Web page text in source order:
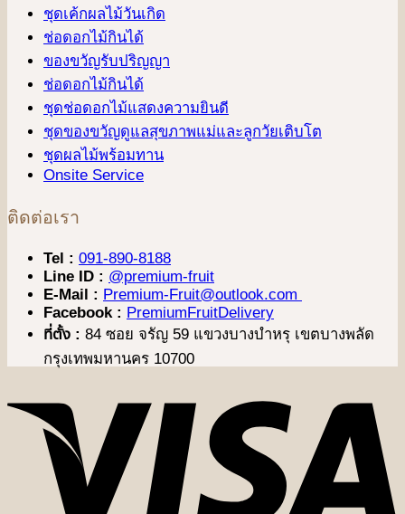
ชุดเค้กผลไม้วันเกิด
ช่อดอกไม้กินได้
ของขวัญรับปริญญา
ช่อดอกไม้กินได้
ชุดช่อดอกไม้แสดงความยินดี
ชุดของขวัญดูแลสุขภาพแม่และลูกวัยเติบโต
ชุดผลไม้พร้อมทาน
Onsite Service
ติดต่อเรา
Tel : 091-890-8188
Line ID : @premium-fruit
E-Mail : Premium-Fruit@outlook.com
Facebook : PremiumFruitDelivery
ที่ตั้ง : 84 ซอย จรัญ 59 แขวงบางบำหรุ เขตบางพลัด
กรุงเทพมหานคร 10700